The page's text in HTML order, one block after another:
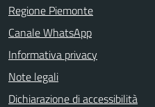
Regione Piemonte
Canale WhatsApp
Informativa privacy
Note legali
Dichiarazione di accessibilità